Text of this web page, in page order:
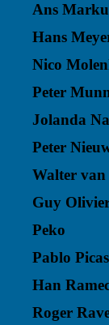
Ans
Hans
Nico
Peter
Jolanda
Peter
Walter van
Guy
Peko
Pablo
Han
Roger